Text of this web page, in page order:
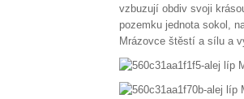
vzbuzují obdiv svoji
pozemku jednota sokol,
Mrázovce štěstí a sílu a